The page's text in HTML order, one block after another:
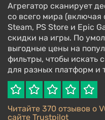
Агрегатор сканирует
со всего мира
Steam, PS Store и Epic
скидки на игры. По
выгодные цены на
фильтры, чтобы искать
для разных платформ и
Читайте 370 отзывов о
сайте Trustpilot